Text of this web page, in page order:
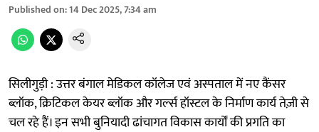
Published on:14 Dec 2025, 7:34 am
सिलीगुड़ी : उत्तर बंगाल मेडिकल कॉलेज एवं अस्पताल में नए कैंसर
ब्लॉक, क्रिटिकल केयर ब्लॉक और गर्ल्स हॉस्टल के निर्माण कार्य तेज़ी से
चल रहे हैं। इन सभी बुनियादी ढांचागत विकास कार्यों की प्रगति का